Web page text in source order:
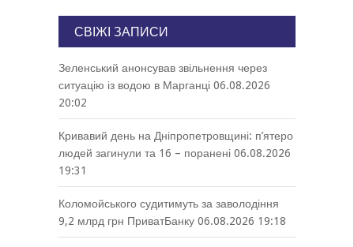
СВІЖІ ЗАПИСИ
Зеленський анонсував звільнення через
ситуацію із водою в Марганці 06.08.2026
20:02
Кривавий день на Дніпропетровщині: п’ятеро
людей загинули та 16 – поранені 06.08.2026
19:31
Коломойського судитимуть за заволодіння
9,2 млрд грн ПриватБанку 06.08.2026 19:18